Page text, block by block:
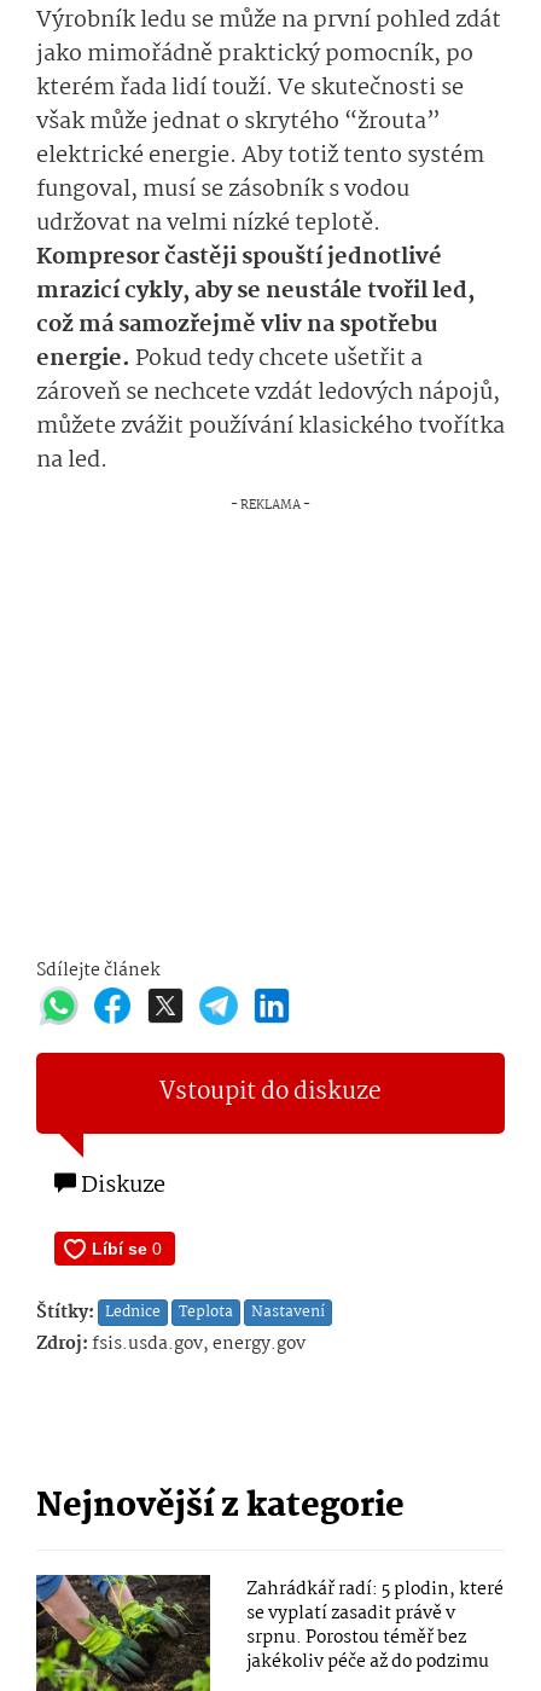
Výrobník ledu se může na první pohled zdát
jako mimořádně praktický pomocník, po
kterém řada lidí touží. Ve skutečnosti se
však může jednat o skrytého “žrouta”
elektrické energie. Aby totiž tento systém
fungoval, musí se zásobník s vodou
udržovat na velmi nízké teplotě.
Kompresor častěji spouští jednotlivé
mrazicí cykly, aby se neustále tvořil led,
což má samozřejmě vliv na spotřebu
energie. Pokud tedy chcete ušetřit a
zároveň se nechcete vzdát ledových nápojů,
můžete zvážit používání klasického tvořítka
na led.
Sdílejte článek
Vstoupit do diskuze
Diskuze
Štítky: Lednice Teplota Nastavení
Zdroj:fsis.usda.gov, energy.gov
Nejnovější z kategorie
Zahrádkář radí: 5 plodin, které
se vyplatí zasadit právě v
srpnu. Porostou téměř bez
jakékoliv péče až do podzimu